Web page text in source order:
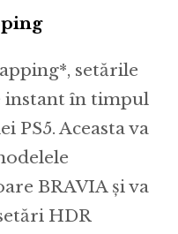
setările
instant în timpul
PS5. Aceasta va
BRAVIA și va
HDR